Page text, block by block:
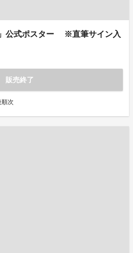
」公式ポスター ※直筆サイン入
販売終了
次